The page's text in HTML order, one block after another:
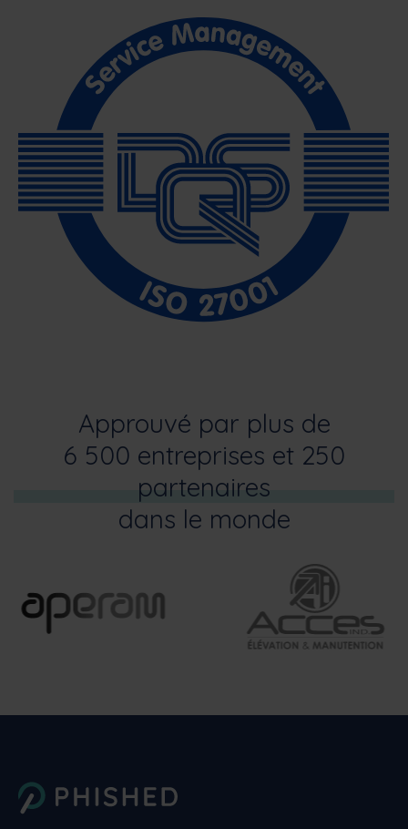
Approuvé par plus de
6 500 entreprises et 250
partenaires
dans le monde